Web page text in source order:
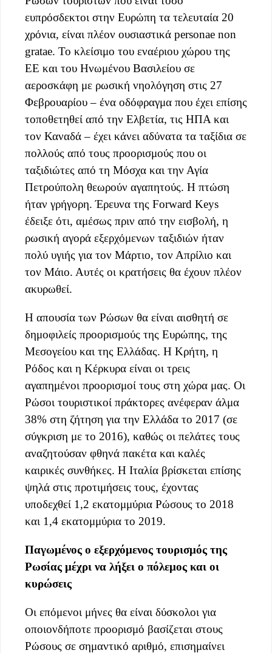
ευπρόσδεκτοι στην Ευρώπη τα τελευταία 20
χρόνια, είναι πλέον ουσιαστικά personae non
gratae. Το κλείσιμο του εναέριου χώρου της
ΕΕ και του Ηνωμένου Βασιλείου σε
αεροσκάφη με ρωσική νηολόγηση στις 27
Φεβρουαρίου – ένα οδόφραγμα που έχει επίσης
τοποθετηθεί από την Ελβετία, τις ΗΠΑ και
τον Καναδά – έχει κάνει αδύνατα τα ταξίδια σε
πολλούς από τους προορισμούς που οι
ταξιδιώτες από τη Μόσχα και την Αγία
Πετρούπολη θεωρούν αγαπητούς. Η πτώση
ήταν γρήγορη. Έρευνα της Forward Keys
έδειξε ότι, αμέσως πριν από την εισβολή, η
ρωσική αγορά εξερχόμενων ταξιδιών ήταν
πολύ υγιής για τον Μάρτιο, τον Απρίλιο και
τον Μάιο. Αυτές οι κρατήσεις θα έχουν πλέον
ακυρωθεί.
Η απουσία των Ρώσων θα είναι αισθητή σε
δημοφιλείς προορισμούς της Ευρώπης, της
Μεσογείου και της Ελλάδας. Η Κρήτη, η
Ρόδος και η Κέρκυρα είναι οι τρεις
αγαπημένοι προορισμοί τους στη χώρα μας. Οι
Ρώσοι τουριστικοί πράκτορες ανέφεραν άλμα
38% στη ζήτηση για την Ελλάδα το 2017 (σε
σύγκριση με το 2016), καθώς οι πελάτες τους
αναζητούσαν φθηνά πακέτα και καλές
καιρικές συνθήκες. Η Ιταλία βρίσκεται επίσης
ψηλά στις προτιμήσεις τους, έχοντας
υποδεχθεί 1,2 εκατομμύρια Ρώσους το 2018
και 1,4 εκατομμύρια το 2019.
Παγωμένος ο εξερχόμενος τουρισμός της
Ρωσίας μέχρι να λήξει ο πόλεμος και οι
κυρώσεις
Οι επόμενοι μήνες θα είναι δύσκολοι για
οποιονδήποτε προορισμό βασίζεται στους
Ρώσους σε σημαντικό αριθμό, επισημαίνει